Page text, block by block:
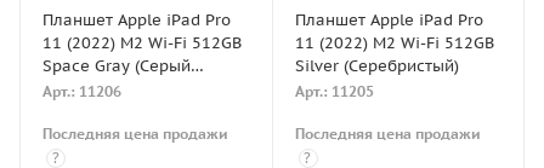
Планшет Apple iPad Pro
11 (2022) M2 Wi-Fi 512GB
Space Gray (Серый
космос)
Арт.: 11206
Последняя цена продажи
?
Планшет Apple iPad Pro
11 (2022) M2 Wi-Fi 512GB
Silver (Серебристый)
Арт.: 11205
Последняя цена продажи
?